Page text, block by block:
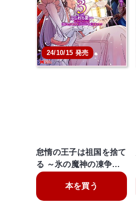
24/10/15 発売
怠惰の王子は祖国を捨て
る ～氷の魔神の凍争…
本を買う